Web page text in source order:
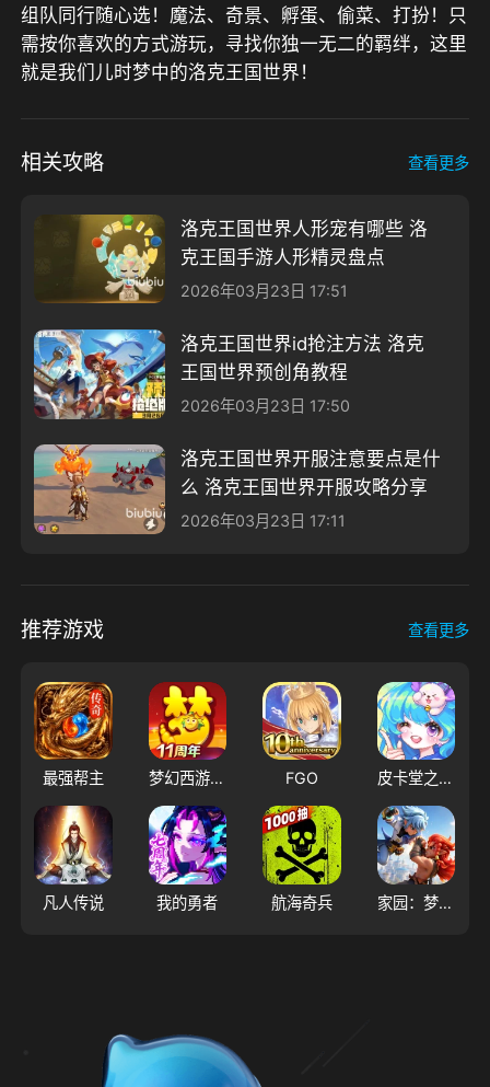
组队同行随心选！魔法、奇景、孵蛋、偷菜、打扮！只
需按你喜欢的方式游玩，寻找你独一无二的羁绊，这里
就是我们儿时梦中的洛克王国世界！
相关攻略 查看更多
洛克王国世界人形宠有哪些 洛
克王国手游人形精灵盘点
2026年03月23日 17:51
洛克王国世界id抢注方法 洛克
王国世界预创角教程
2026年03月23日 17:50
洛克王国世界开服注意要点是什
么 洛克王国世界开服攻略分享
2026年03月23日 17:11
推荐游戏 查看更多
最强帮主 梦幻西游（大陆服） FGO 皮卡堂之梦想起源
凡人传说 我的勇者 航海奇兵 家园：梦想派对